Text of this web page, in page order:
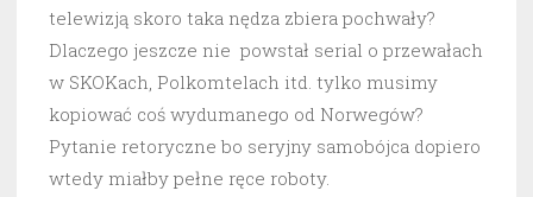
telewizją skoro taka nędza zbiera pochwały?
Dlaczego jeszcze nie powstał serial o przewałach
w SKOKach, Polkomtelach itd. tylko musimy
kopiować coś wydumanego od Norwegów?
Pytanie retoryczne bo seryjny samobójca dopiero
wtedy miałby pełne ręce roboty.